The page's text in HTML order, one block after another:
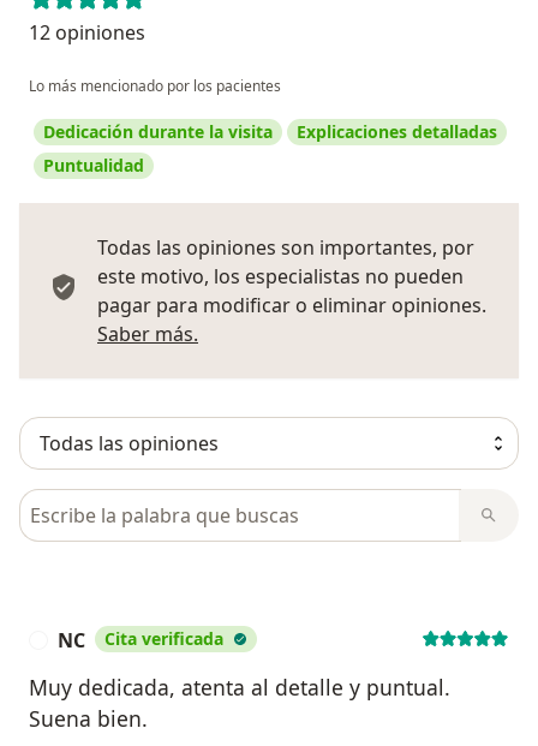
12 opiniones
Lo más mencionado por los pacientes
Dedicación durante la visita
Explicaciones detalladas
Puntualidad
Todas las opiniones son importantes, por
este motivo, los especialistas no pueden
pagar para modificar o eliminar opiniones.
Saber más.
Busca en opiniones
NC Cita verificada
Muy dedicada, atenta al detalle y puntual.
Suena bien.